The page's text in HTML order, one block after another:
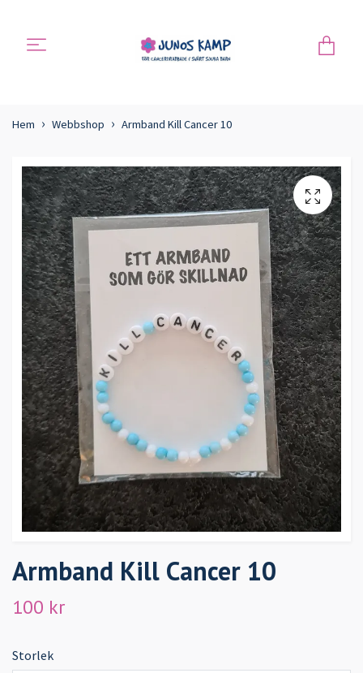
Hem Webbshop Armband Kill Cancer 10
Armband Kill Cancer 10
100 kr
Storlek